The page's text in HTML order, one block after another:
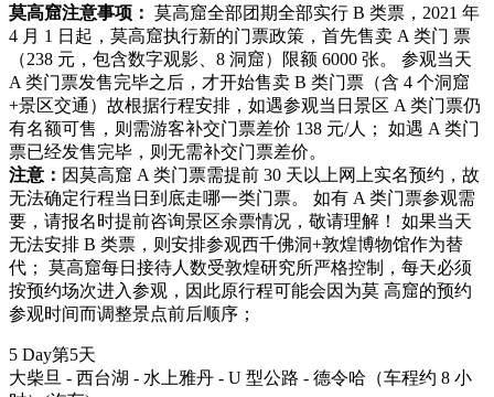
莫高窟注意事项： 莫高窟全部团期全部实行 B 类票，2021 年
4 月 1 日起，莫高窟执行新的门票政策，首先售卖 A 类门 票
（238 元，包含数字观影、8 洞窟）限额 6000 张。 参观当天
A 类门票发售完毕之后，才开始售卖 B 类门票（含 4 个洞窟
+景区交通）故根据行程安排，如遇参观当日景区 A 类门票仍
有名额可售，则需游客补交门票差价 138 元/人； 如遇 A 类门
票已经发售完毕，则无需补交门票差价。
注意： 因莫高窟 A 类门票需提前 30 天以上网上实名预约，故
无法确定行程当日到底走哪一类门票。 如有 A 类门票参观需
要，请报名时提前咨询景区余票情况，敬请理解！ 如果当天
无法安排 B 类票，则安排参观西千佛洞+敦煌博物馆作为替
代； 莫高窟每日接待人数受敦煌研究所严格控制，每天必须
按预约场次进入参观，因此原行程可能会因为莫 高窟的预约
参观时间而调整景点前后顺序；
5 Day第5天
大柴旦 - 西台湖 - 水上雅丹 - U 型公路 - 德令哈（车程约 8 小